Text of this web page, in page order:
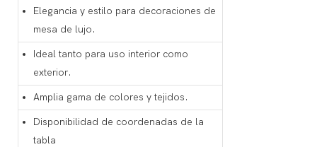
Elegancia y estilo para decoraciones de
mesa de lujo.
Ideal tanto para uso interior como
exterior.
Amplia gama de colores y tejidos.
Disponibilidad de coordenadas de la
tabla